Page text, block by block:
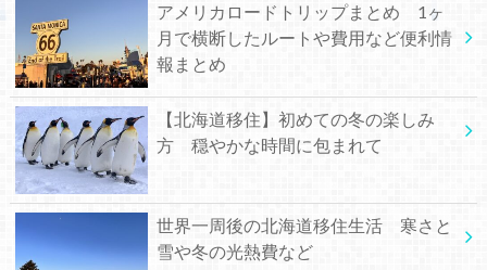
アメリカロードトリップまとめ 1ヶ
月で横断したルートや費用など便利情
報まとめ
【北海道移住】初めての冬の楽しみ
方 穏やかな時間に包まれて
世界一周後の北海道移住生活 寒さと
雪や冬の光熱費など